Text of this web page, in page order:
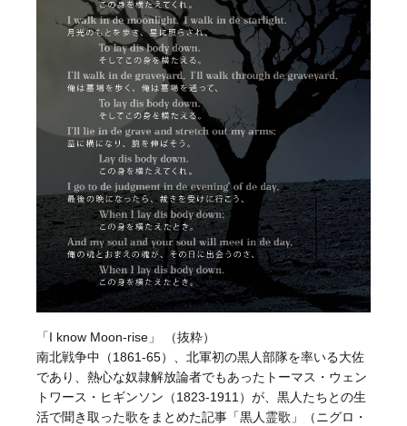
「I know Moon-rise」 （抜粋）
南北戦争中（1861-65）、北軍初の黒人部隊を率いる大佐
であり、熱心な奴隷解放論者でもあったトーマス・ウェン
トワース・ヒギンソン（1823-1911）が、黒人たちとの生
活で聞き取った歌をまとめた記事「黒人霊歌」（ニグロ・